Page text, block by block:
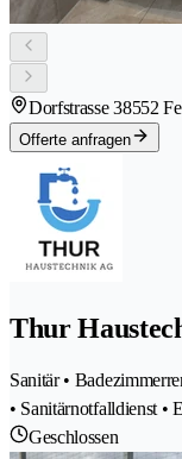
Dorfstrasse 38552
Offerte anfragen
Thur
Sanitär •
• Sanitärnotfalldienst •
Geschlossen